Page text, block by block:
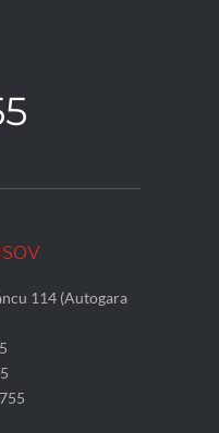
114 (Autogara